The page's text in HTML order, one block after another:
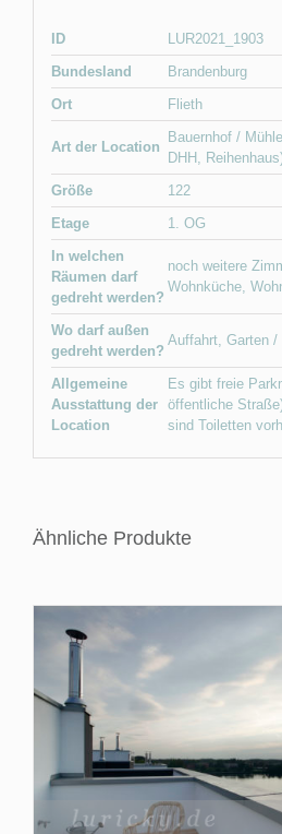
ID
LUR2021_1903
Bundesland
Brandenburg
Ort
Flieth
Art der Location
Bauernhof /
DHH,
Größe
122
Etage
1. OG
In welchen
Räumen darf
gedreht werden?
noch weitere
Wohnküche,
Wo darf außen
gedreht werden?
Auffahrt, Garten /
Allgemeine
Ausstattung der
Location
Es gibt freie
öffentliche
sind Toiletten
Ähnliche Produkte